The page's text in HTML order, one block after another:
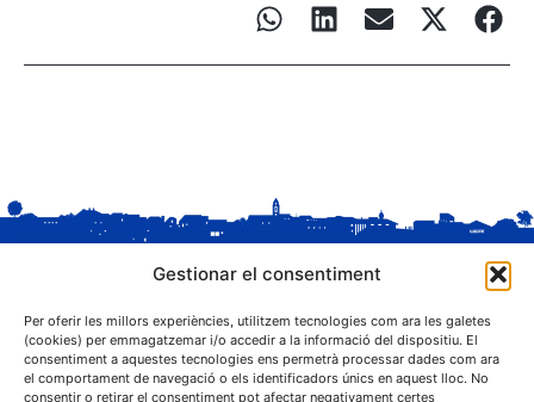
Gestionar el consentiment
Per oferir les millors experiències, utilitzem tecnologies com ara les galetes
(cookies) per emmagatzemar i/o accedir a la informació del dispositiu. El
consentiment a aquestes tecnologies ens permetrà processar dades com ara
el comportament de navegació o els identificadors únics en aquest lloc. No
consentir o retirar el consentiment pot afectar negativament certes
C. Sant Josep, 1